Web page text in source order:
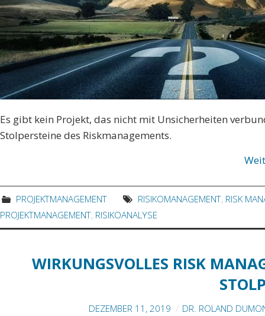
Es gibt kein Projekt, das nicht mit Unsicherheiten
Stolpersteine des Riskmanagements.
PROJEKTMANAGEMENT RISIKOMANAGEMENT, RISK
PROJEKTMANAGEMENT, RISIKOANALYSE
WIRKUNGSVOLLES RISK
DEZEMBER 11, 2019 DR. ROLAND